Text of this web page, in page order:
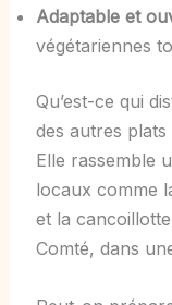
Adaptable et
végétariennes
Qu’est-ce qui
des autres
Elle rassemble
locaux comme
et la
Comté, dans